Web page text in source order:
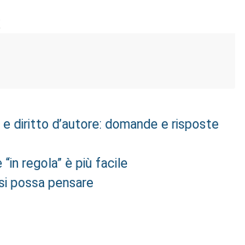
diritto d’autore: domande e risposte
“in regola” è più facile
possa pensare